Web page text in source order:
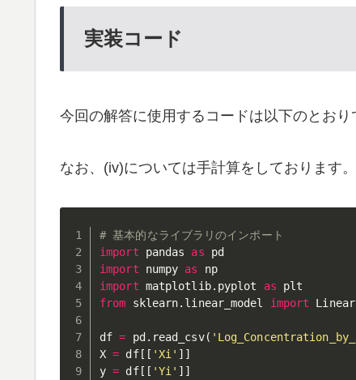
実装コード
今回の解答に使用するコードは以下のとおり
なお、(iv)については手計算をしております。
# 基本的なライブラリのインポート
import pandas as
import numpy as
np
import matplotlib. pyplot as
from sklearn. linear_model import
df = pd . read_csv(
X = df[ [ 'Xi' ] ]
y = df[ [ 'Yi' ] ]